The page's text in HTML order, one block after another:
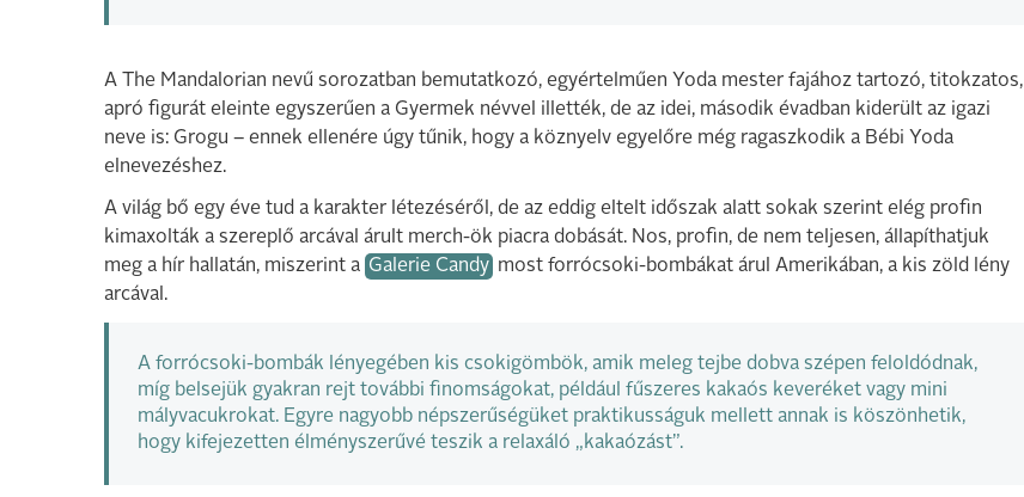
A The Mandalorian nevű sorozatban bemutatkozó, egyértelműen Yoda mester fajához tartozó, titokzatos,
apró figurát eleinte egyszerűen a Gyermek névvel illették, de az idei, második évadban kiderült az igazi
neve is: Grogu – ennek ellenére úgy tűnik, hogy a köznyelv egyelőre még ragaszkodik a Bébi Yoda
elnevezéshez.
A világ bő egy éve tud a karakter létezéséről, de az eddig eltelt időszak alatt sokak szerint elég profin
kimaxolták a szereplő arcával árult merch-ök piacra dobását. Nos, profin, de nem teljesen, állapíthatjuk
meg a hír hallatán, miszerint a Galerie Candy most forrócsoki-bombákat árul Amerikában, a kis zöld lény
arcával.
A forrócsoki-bombák lényegében kis csokigömbök, amik meleg tejbe dobva szépen feloldódnak,
míg belsejük gyakran rejt további finomságokat, például fűszeres kakaós keveréket vagy mini
mályvacukrokat. Egyre nagyobb népszerűségüket praktikusságuk mellett annak is köszönhetik,
hogy kifejezetten élményszerűvé teszik a relaxáló „kakaózást”.